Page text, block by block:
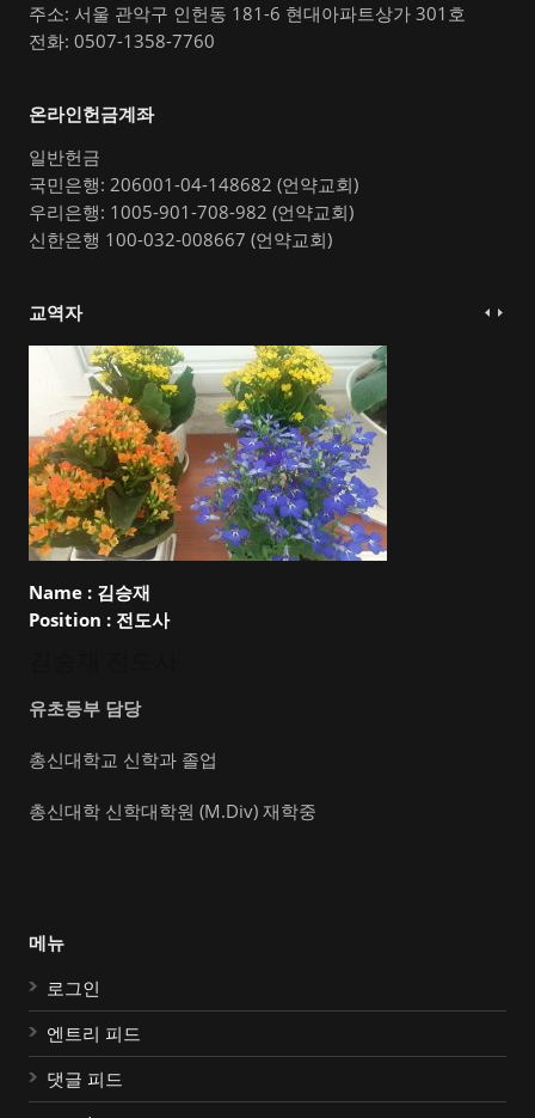
주소: 서울 관악구 인헌동 181-6 현대아파트상가 301호
전화: 0507-1358-7760
온라인헌금계좌
일반헌금
국민은행: 206001-04-148682 (언약교회)
우리은행: 1005-901-708-982 (언약교회)
신한은행 100-032-008667 (언약교회)
교역자
Name : 김승재
Position : 전도사
유초등부 담당
총신대학교 신학과 졸업
총신대학 신학대학원 (M.Div) 재학중
메뉴
로그인
엔트리 피드
댓글 피드